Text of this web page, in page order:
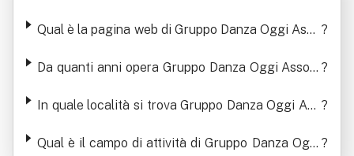
Qual è la pagina web di Gruppo Danza Oggi Asso ?
Da quanti anni opera Gruppo Danza Oggi Associ ?
In quale località si trova Gruppo Danza Oggi Ass ?
Qual è il campo di attività di Gruppo Danza Oggi ?